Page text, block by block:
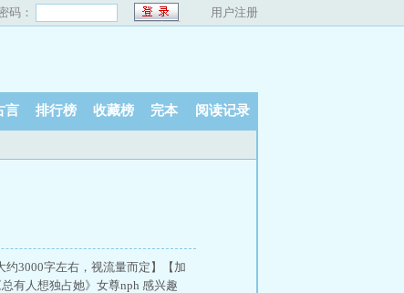
码： 用户注册
言 排行榜 收藏榜 完本 阅读记录
3000字左右，视流量而定】【加
有人想独占她》女尊nph 感兴趣